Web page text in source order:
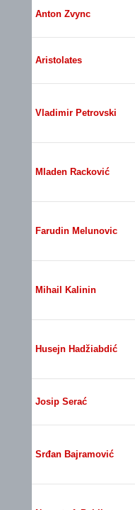
Anton Zvync
Aristolates
Vladimir Petrovski
Mladen Racković
Farudin Melunovic
Mihail Kalinin
Husejn Hadžiabdić
Josip Serać
Srđan Bajramović